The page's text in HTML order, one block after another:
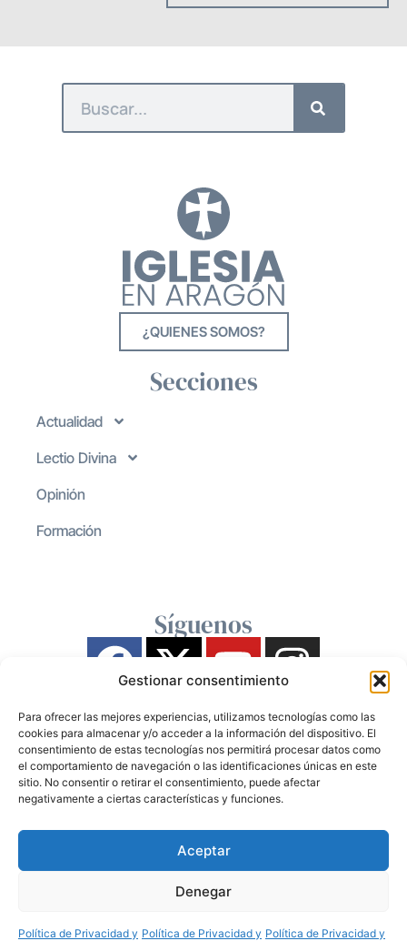
Gestionar consentimiento
Para ofrecer las mejores experiencias, utilizamos tecnologías como las
cookies para almacenar y/o acceder a la información del dispositivo. El
consentimiento de estas tecnologías nos permitirá procesar datos como
el comportamiento de navegación o las identificaciones únicas en este
sitio. No consentir o retirar el consentimiento, puede afectar
negativamente a ciertas características y funciones.
Aceptar
Denegar
Política de Privacidad y Política de Privacidad y Política de Privacidad y
¿QUIENES SOMOS?
Secciones
Actualidad
Lectio Divina
Opinión
Formación
Síguenos